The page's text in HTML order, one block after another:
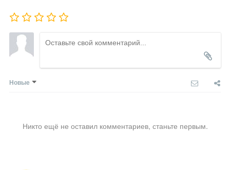
Новые
Никто ещё не оставил комментариев, станьте первым.